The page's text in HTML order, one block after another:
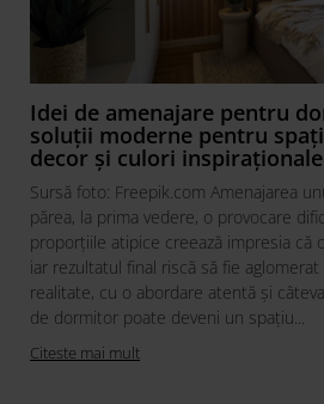
Idei de amenajare pentru
soluții moderne pentru
decor și culori inspiraționale
Sursă foto: Freepik.com Amenajarea
părea, la prima vedere, o provocare
proporțiile atipice creează impresia că
iar rezultatul final riscă să fie
realitate, cu o abordare atentă și
de dormitor poate deveni un spațiu...
Citeste mai mult